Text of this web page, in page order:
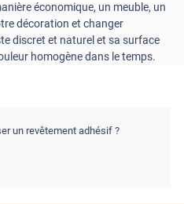
économique, un meuble, un
décoration et changer
discret et naturel et sa surface
homogène dans le temps.
un revêtement adhésif ?